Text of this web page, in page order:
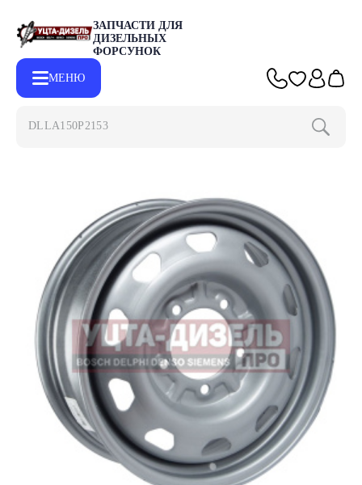
ЗАПЧАСТИ ДЛЯ
ДИЗЕЛЬНЫХ
ФОРСУНОК
МЕНЮ
DLLA150P2153